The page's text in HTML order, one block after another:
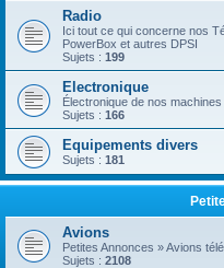
Radio
Ici tout ce qui concerne nos
PowerBox et autres DPSI
Sujets : 199
Electronique
Électronique de nos machines
Sujets : 166
Equipements divers
Sujets : 181
Avions
Petites Annonces » Avions
Sujets : 2108